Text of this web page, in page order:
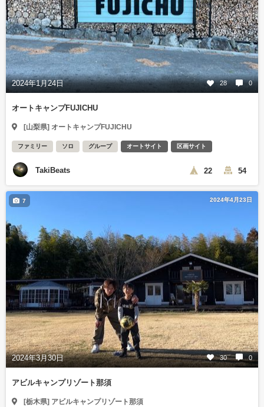
2024年1月24日 28 0
オートキャンプFUJICHU
[山梨県] オートキャンプFUJICHU
ファミリー ソロ グループ オートサイト 区画サイト
TakiBeats 22 54
2024年4月23日
2024年3月30日 30 0
7
アビルキャンプリゾート那須
[栃木県] アビルキャンプリゾート那須